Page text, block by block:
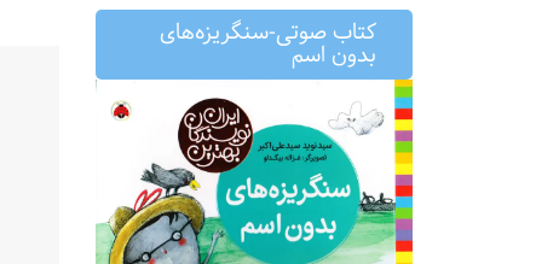
کتاب صوتی-سنگریزه‌های
بدون اسم